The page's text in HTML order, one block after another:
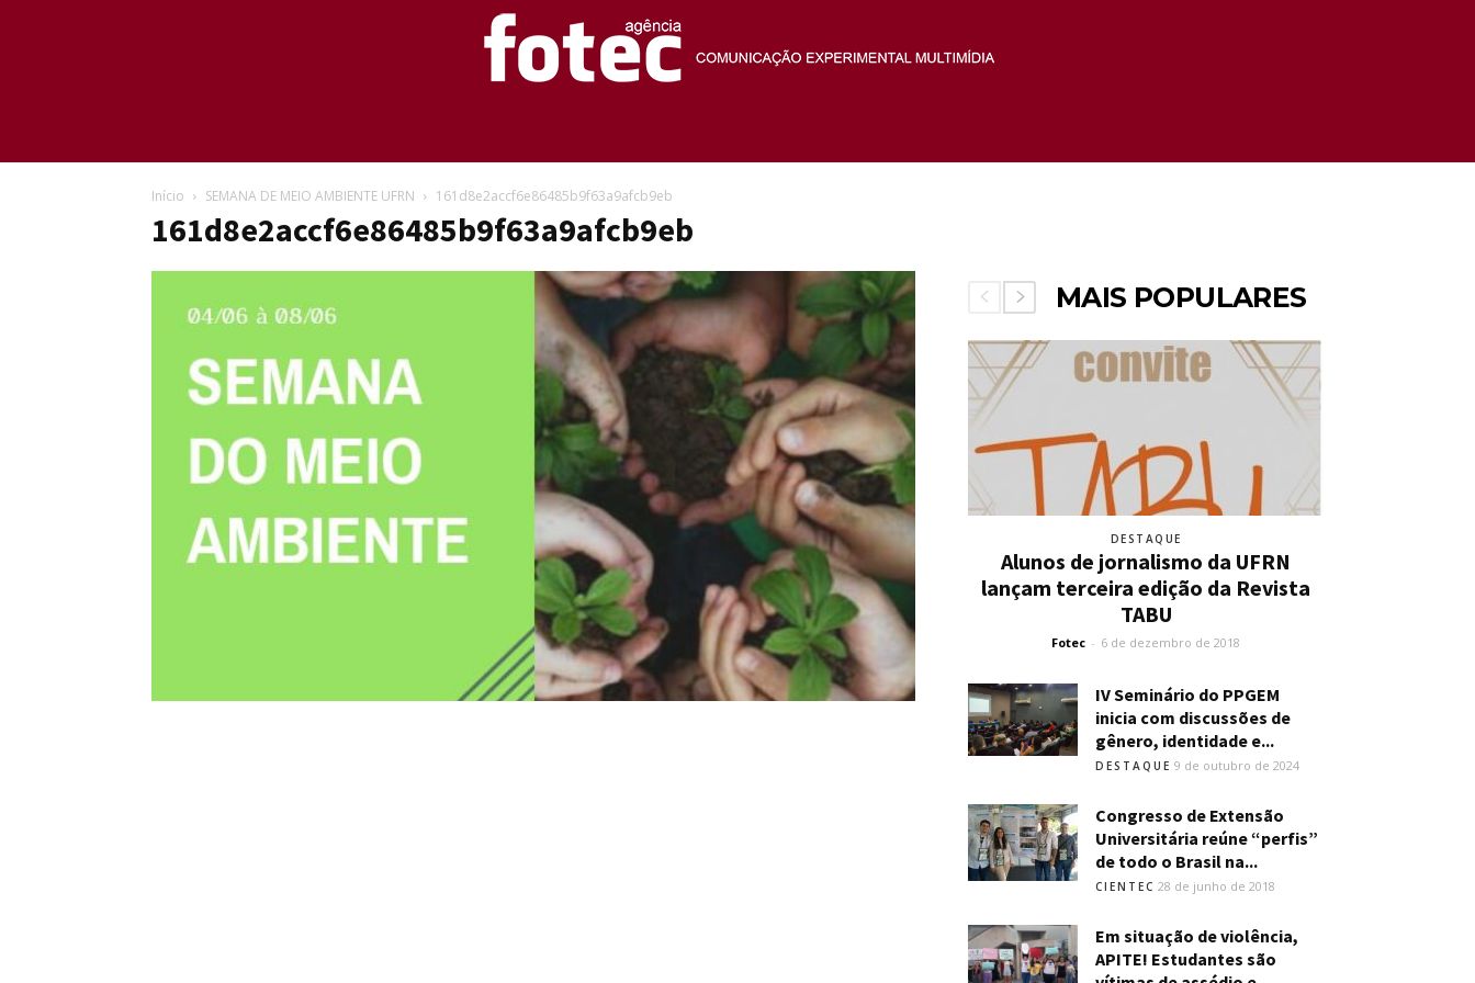
Fotec
Início SEMANA DE MEIO AMBIENTE UFRN 161d8e2accf6e86485b9f63a9afcb9eb
161d8e2accf6e86485b9f63a9afcb9eb
MAIS POPULARES
DESTAQUE
Alunos de jornalismo da UFRN
lançam terceira edição da Revista
TABU
Fotec - 6 de dezembro de 2018
IV Seminário do PPGEM
inicia com discussões de
gênero, identidade e...
DESTAQUE 9 de outubro de 2024
Congresso de Extensão
Universitária reúne “perfis”
de todo o Brasil na...
CIENTEC 28 de junho de 2018
Em situação de violência,
APITE! Estudantes são